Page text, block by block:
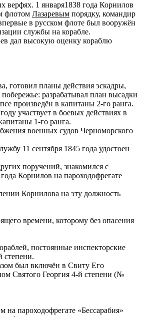
верфях. 1 января1838 года Корнилов
флотом Лазаревым порядку, командир
в русском флоте был вооружён
службы на корабле.
дал высокую оценку кораблю
готовил планы действия эскадры,
разрабатывал план высадки
произведён в капитаны 2-го ранга.
участвует в боевых действиях в
1-го ранга.
военных судов Черноморского
11 сентября 1845 года удостоен
поручений, знакомился с
Корнилов на пароходофрегате
Корнилова на эту должность
времени, которому без опасения
постоянные инспекторские
степени.
был включён в Свиту Его
Святого Георгия 4-й степени (№
пароходофрегате «Бессарабия»